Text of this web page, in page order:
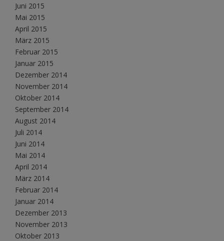
Juni 2015
Mai 2015
April 2015
März 2015
Februar 2015
Januar 2015
Dezember 2014
November 2014
Oktober 2014
September 2014
August 2014
Juli 2014
Juni 2014
Mai 2014
April 2014
März 2014
Februar 2014
Januar 2014
Dezember 2013
November 2013
Oktober 2013